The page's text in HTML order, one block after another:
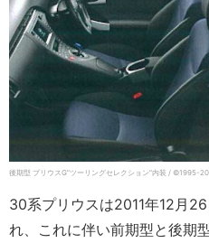
後期型 プリウスG”ツーリングセレクション”内装 / ©1995-
30系プリウスは2011年12月
れ、これに伴い前期型と後期